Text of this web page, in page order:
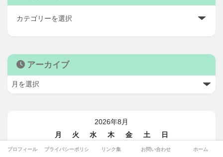
アーカイブ
2026年8月
月
火 水 木 金 土
日
1
2
プロフィール プライバシーポリシー リンク集 お問い合わせ ホーム